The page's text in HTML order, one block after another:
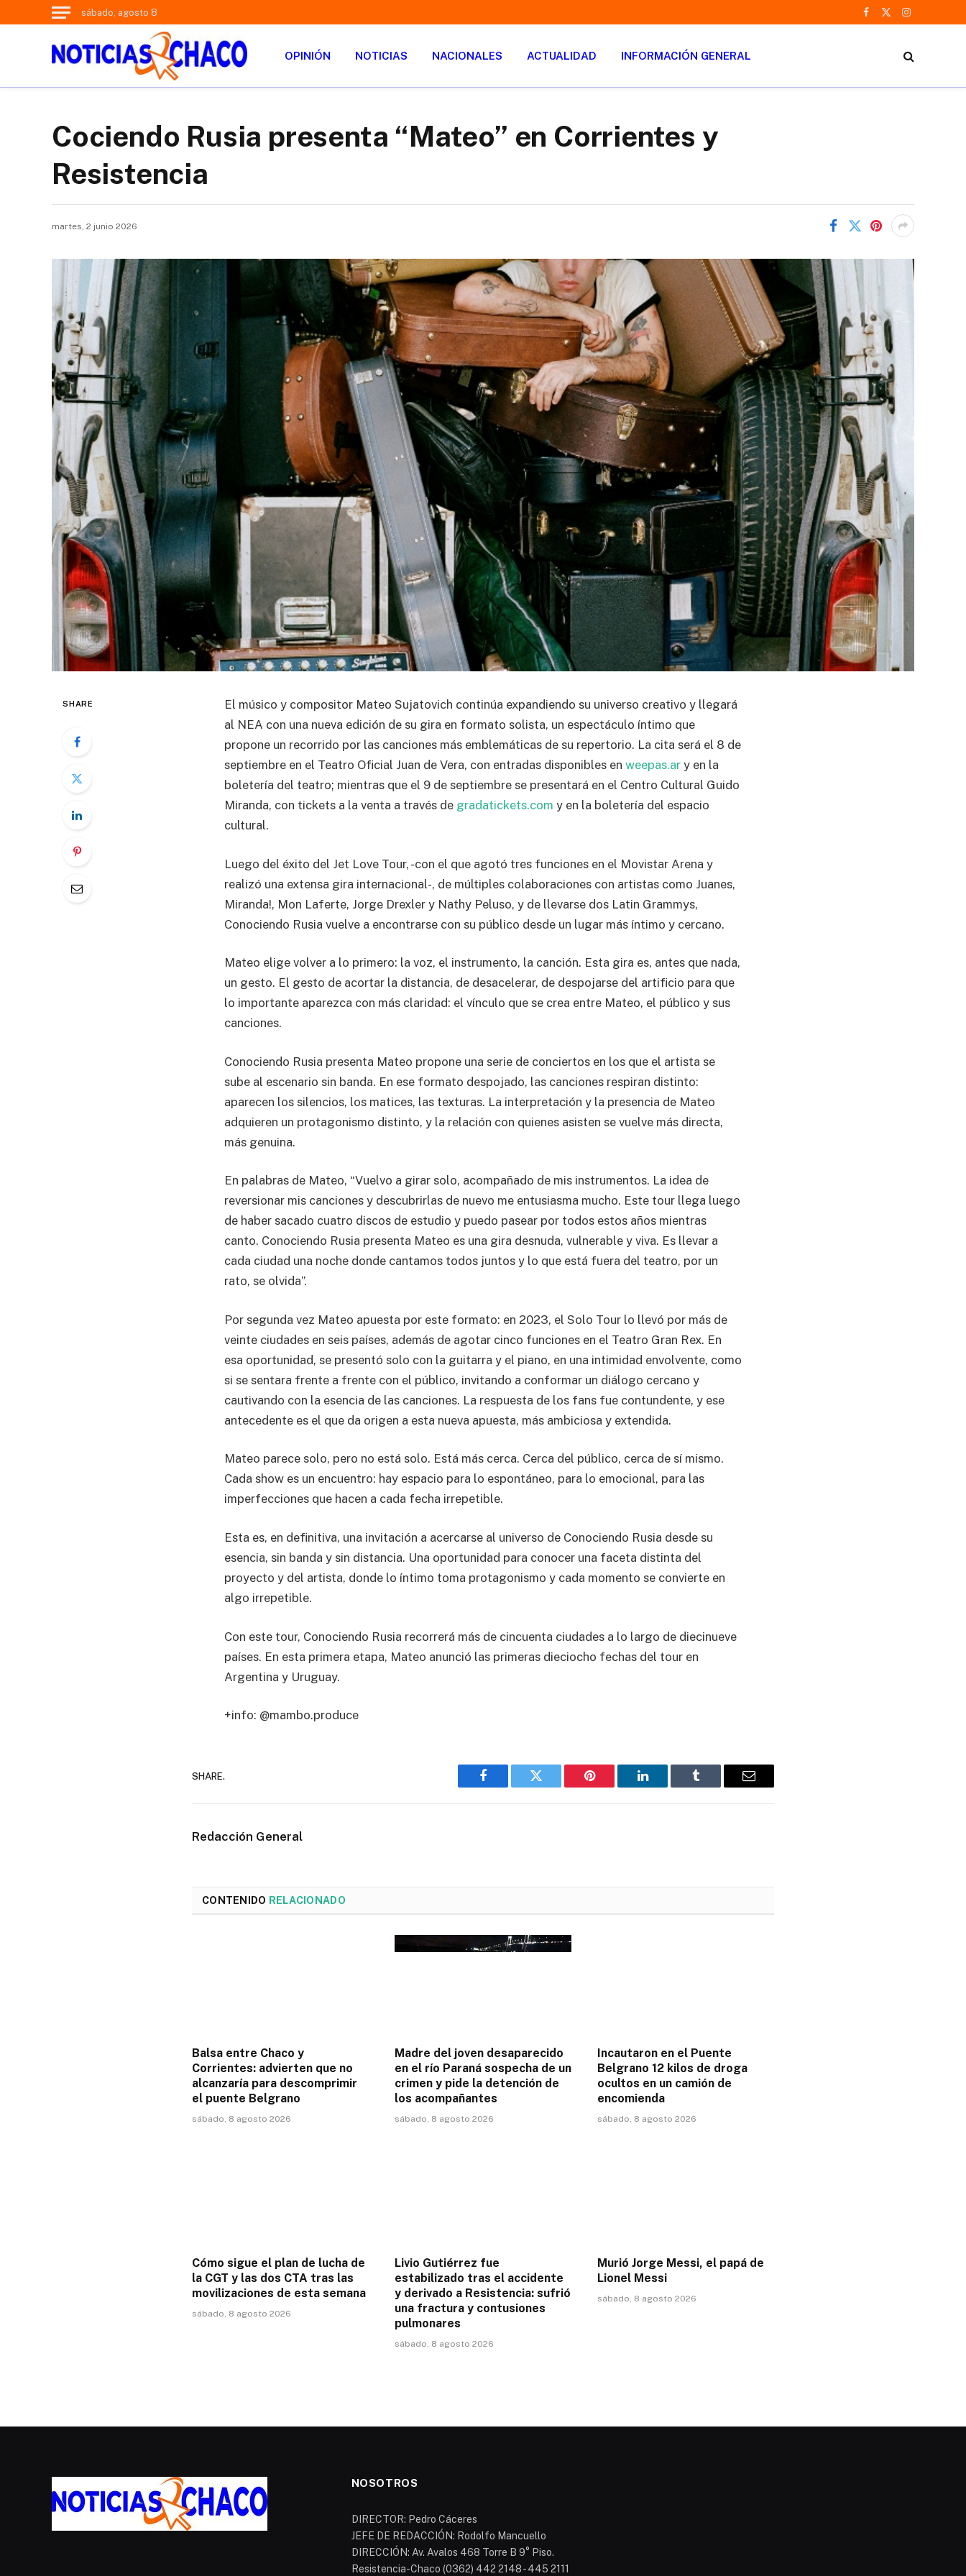
sábado, agosto 8
Facebook
X
Instagram
OPINIÓN NOTICIAS NACIONALES ACTUALIDAD INFORMACIÓN GENERAL
Cociendo Rusia presenta “Mateo” en Corrientes y
Resistencia
martes, 2 junio 2026
SHARE
El músico y compositor Mateo Sujatovich continúa expandiendo su universo creativo y llegará
al NEA con una nueva edición de su gira en formato solista, un espectáculo íntimo que
propone un recorrido por las canciones más emblemáticas de su repertorio. La cita será el 8 de
septiembre en el Teatro Oficial Juan de Vera, con entradas disponibles en weepas.ar y en la
boletería del teatro; mientras que el 9 de septiembre se presentará en el Centro Cultural Guido
Miranda, con tickets a la venta a través de gradatickets.com y en la boletería del espacio
cultural.
Luego del éxito del Jet Love Tour, -con el que agotó tres funciones en el Movistar Arena y
realizó una extensa gira internacional-, de múltiples colaboraciones con artistas como Juanes,
Miranda!, Mon Laferte, Jorge Drexler y Nathy Peluso, y de llevarse dos Latin Grammys,
Conociendo Rusia vuelve a encontrarse con su público desde un lugar más íntimo y cercano.
Mateo elige volver a lo primero: la voz, el instrumento, la canción. Esta gira es, antes que nada,
un gesto. El gesto de acortar la distancia, de desacelerar, de despojarse del artificio para que
lo importante aparezca con más claridad: el vínculo que se crea entre Mateo, el público y sus
canciones.
Conociendo Rusia presenta Mateo propone una serie de conciertos en los que el artista se
sube al escenario sin banda. En ese formato despojado, las canciones respiran distinto:
aparecen los silencios, los matices, las texturas. La interpretación y la presencia de Mateo
adquieren un protagonismo distinto, y la relación con quienes asisten se vuelve más directa,
más genuina.
En palabras de Mateo, “Vuelvo a girar solo, acompañado de mis instrumentos. La idea de
reversionar mis canciones y descubrirlas de nuevo me entusiasma mucho. Este tour llega luego
de haber sacado cuatro discos de estudio y puedo pasear por todos estos años mientras
canto. Conociendo Rusia presenta Mateo es una gira desnuda, vulnerable y viva. Es llevar a
cada ciudad una noche donde cantamos todos juntos y lo que está fuera del teatro, por un
rato, se olvida”.
Por segunda vez Mateo apuesta por este formato: en 2023, el Solo Tour lo llevó por más de
veinte ciudades en seis países, además de agotar cinco funciones en el Teatro Gran Rex. En
esa oportunidad, se presentó solo con la guitarra y el piano, en una intimidad envolvente, como
si se sentara frente a frente con el público, invitando a conformar un diálogo cercano y
cautivando con la esencia de las canciones. La respuesta de los fans fue contundente, y ese
antecedente es el que da origen a esta nueva apuesta, más ambiciosa y extendida.
Mateo parece solo, pero no está solo. Está más cerca. Cerca del público, cerca de sí mismo.
Cada show es un encuentro: hay espacio para lo espontáneo, para lo emocional, para las
imperfecciones que hacen a cada fecha irrepetible.
Esta es, en definitiva, una invitación a acercarse al universo de Conociendo Rusia desde su
esencia, sin banda y sin distancia. Una oportunidad para conocer una faceta distinta del
proyecto y del artista, donde lo íntimo toma protagonismo y cada momento se convierte en
algo irrepetible.
Con este tour, Conociendo Rusia recorrerá más de cincuenta ciudades a lo largo de diecinueve
países. En esta primera etapa, Mateo anunció las primeras dieciocho fechas del tour en
Argentina y Uruguay.
+info: @mambo.produce
SHARE.
Facebook Twitter Pinterest LinkedIn Tumblr Email
Redacción General
CONTENIDO RELACIONADO
Balsa entre Chaco y
Corrientes: advierten que no
alcanzaría para descomprimir
el puente Belgrano
sábado, 8 agosto 2026
Madre del joven desaparecido
en el río Paraná sospecha de un
crimen y pide la detención de
los acompañantes
sábado, 8 agosto 2026
Incautaron en el Puente
Belgrano 12 kilos de droga
ocultos en un camión de
encomienda
sábado, 8 agosto 2026
Cómo sigue el plan de lucha de
la CGT y las dos CTA tras las
movilizaciones de esta semana
sábado, 8 agosto 2026
Livio Gutiérrez fue
estabilizado tras el accidente
y derivado a Resistencia: sufrió
una fractura y contusiones
pulmonares
sábado, 8 agosto 2026
Murió Jorge Messi, el papá de
Lionel Messi
sábado, 8 agosto 2026
NOSOTROS
DIRECTOR: Pedro Cáceres
JEFE DE REDACCIÓN: Rodolfo Mancuello
DIRECCIÓN: Av. Avalos 468 Torre B 9° Piso.
Resistencia-Chaco (0362) 442 2148 - 445 2111